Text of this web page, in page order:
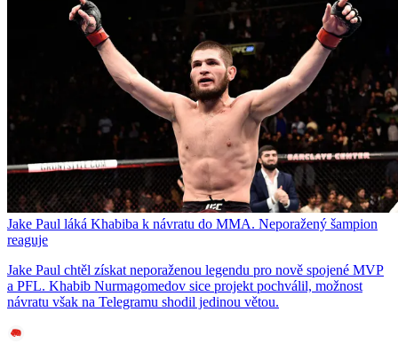
Jake Paul láká Khabiba k návratu do MMA. Neporažený šampion
reaguje
Jake Paul chtěl získat neporaženou legendu pro nově spojené MVP
a PFL. Khabib Nurmagomedov sice projekt pochválil, možnost
návratu však na Telegramu shodil jedinou větou.